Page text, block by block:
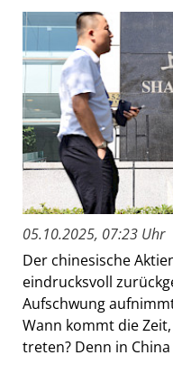
05.10.2025, 07:23 Uhr
Der chinesische
eindrucksvoll
Aufschwung
Wann kommt die
treten? Denn in China